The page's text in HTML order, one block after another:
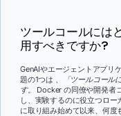
ツールコールには
用すべきですか?
GenAIやエージェントアプリ
題の1つは 、「ツールコール
す。
Docker の同僚や開発者
し、実験するのに役立つロー
に取り組み始めて以来、何度